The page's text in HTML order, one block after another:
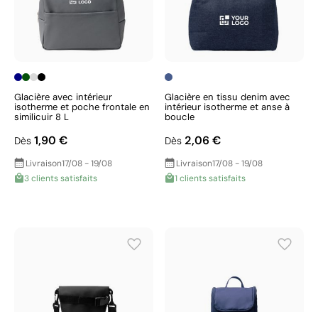
Glacière avec intérieur
isotherme et poche frontale en
similicuir 8 L
Dès 1,90 €
Livraison17/08 - 19/08
3 clients satisfaits
Glacière en tissu denim avec
intérieur isotherme et anse à
boucle
Dès 2,06 €
Livraison17/08 - 19/08
1 clients satisfaits